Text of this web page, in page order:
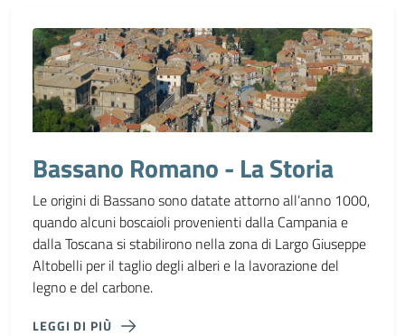
Bassano Romano - La Storia
Le origini di Bassano sono datate attorno all’anno 1000,
quando alcuni boscaioli provenienti dalla Campania e
dalla Toscana si stabilirono nella zona di Largo Giuseppe
Altobelli per il taglio degli alberi e la lavorazione del
legno e del carbone.
LEGGI DI PIÙ